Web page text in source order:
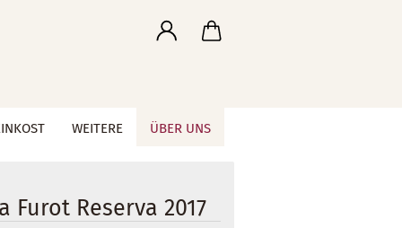
ÜBER UNS
WEITERE
Furot Reserva 2017